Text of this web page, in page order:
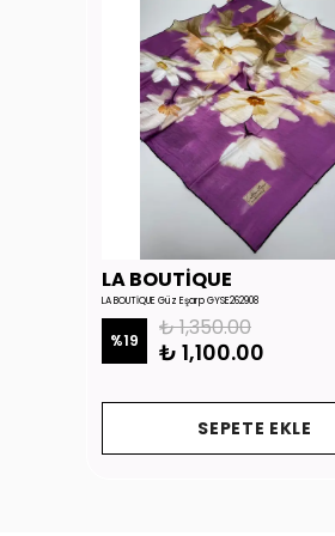
LA BOUTİQUE
LA BOUTİQUE Güz Eşarp GYSE262908
%19 ₺ 1,350.00
₺ 1,100.00
SEPETE EKLE